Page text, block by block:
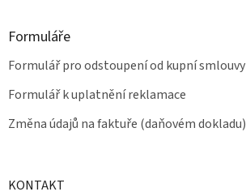
Formuláře
Formulář pro odstoupení od kupní smlouvy
Formulář k uplatnění reklamace
Změna údajů na faktuře (daňovém dokladu)
KONTAKT